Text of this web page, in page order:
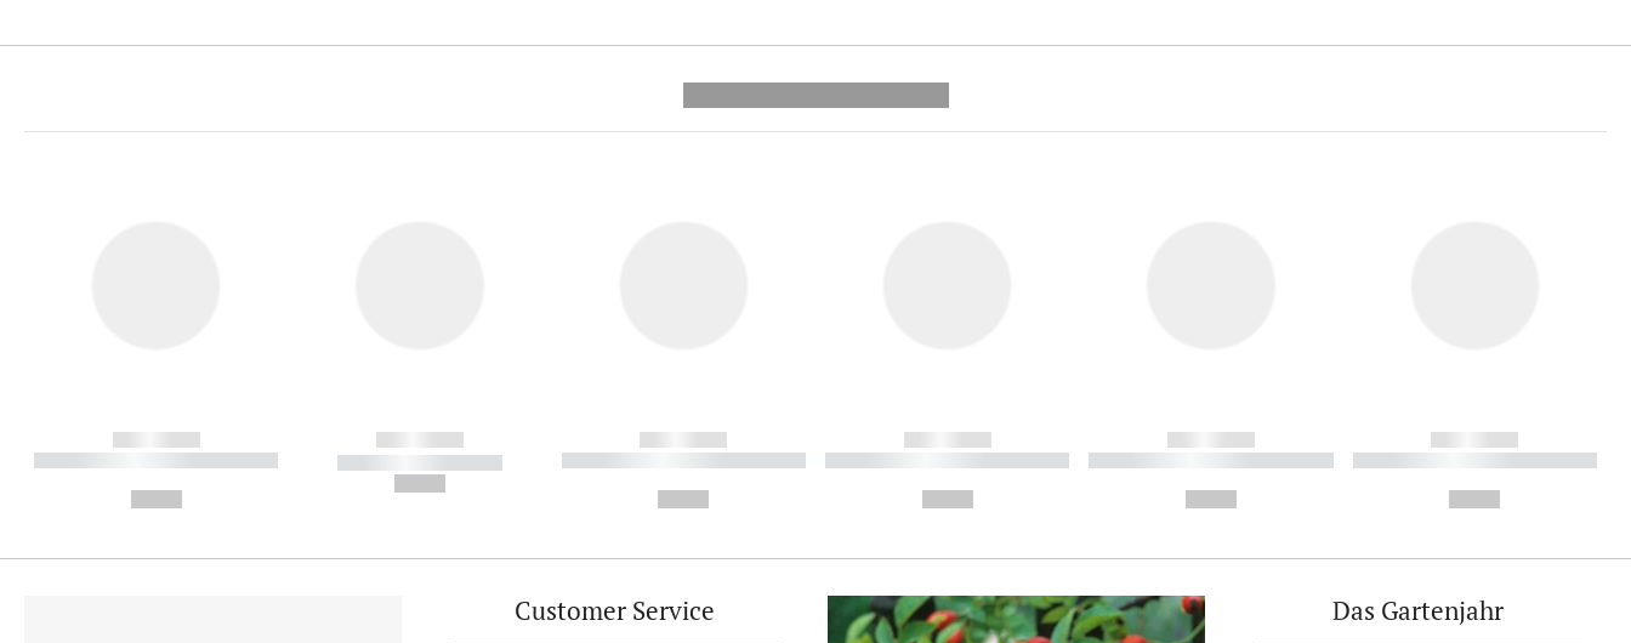
------------
----------- ----------- ----------
------------
----------- -----------
------------
----------- ----------- ----------
------------
----------- ----------- ----------
------------
----------- ----------- ----------
------------
----------- ----------- ----------
Customer Service Das Gartenjahr